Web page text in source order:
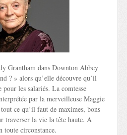
Grantham dans Downton Abbey
? » alors qu’elle découvre qu’il
les salariés. La comtesse
par la merveilleuse Maggie
ce qu’il faut de maximes, bons
traverser la vie la tête haute. A
toute circonstance.